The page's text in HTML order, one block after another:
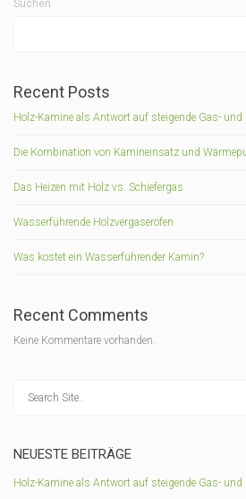
Suchen
Recent Posts
Holz-Kamine als Antwort auf steigende Gas- und
Die Kombination von Kamineinsatz und
Das Heizen mit Holz vs. Schiefergas
Wasserführende Holzvergaseröfen
Was kostet ein Wasserführender Kamin?
Recent Comments
Keine Kommentare vorhanden.
NEUESTE BEITRÄGE
Holz-Kamine als Antwort auf steigende Gas- und